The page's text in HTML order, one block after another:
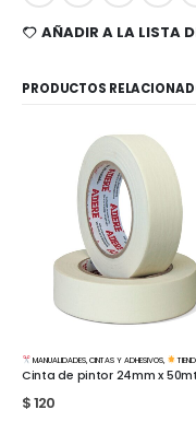
AÑADIR A LA LISTA
PRODUCTOS
MANUALIDADES,CINTAS Y ADHESIVOS,
Cinta de pintor 24mm x
$120